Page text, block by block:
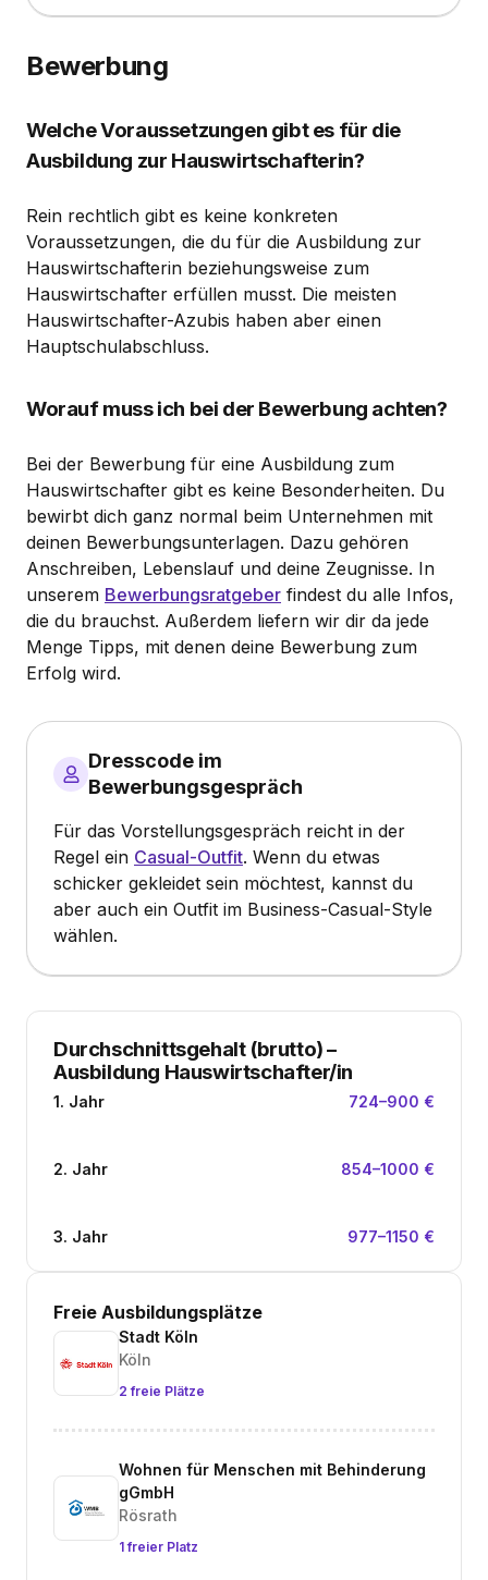
Bewerbung
Welche Voraussetzungen gibt es für die
Ausbildung zur Hauswirtschafterin?
Rein rechtlich gibt es keine konkreten
Voraussetzungen, die du für die Ausbildung zur
Hauswirtschafterin beziehungsweise zum
Hauswirtschafter erfüllen musst. Die meisten
Hauswirtschafter-Azubis haben aber einen
Hauptschulabschluss.
Worauf muss ich bei der Bewerbung achten?
Bei der Bewerbung für eine Ausbildung zum
Hauswirtschafter gibt es keine Besonderheiten. Du
bewirbt dich ganz normal beim Unternehmen mit
deinen Bewerbungsunterlagen. Dazu gehören
Anschreiben, Lebenslauf und deine Zeugnisse. In
unserem Bewerbungsratgeber findest du alle Infos,
die du brauchst. Außerdem liefern wir dir da jede
Menge Tipps, mit denen deine Bewerbung zum
Erfolg wird.
Dresscode im
Bewerbungsgespräch
Für das Vorstellungsgespräch reicht in der
Regel ein Casual-Outfit. Wenn du etwas
schicker gekleidet sein möchtest, kannst du
aber auch ein Outfit im Business-Casual-Style
wählen.
Durchschnittsgehalt (brutto)–
Ausbildung Hauswirtschafter/in
1. Jahr 724–900 €
2. Jahr 854–1000 €
3. Jahr 977–1150 €
Freie Ausbildungsplätze
Stadt Köln
Köln
2 freie Plätze
Wohnen für Menschen mit Behinderung
gGmbH
Rösrath
1 freier Platz